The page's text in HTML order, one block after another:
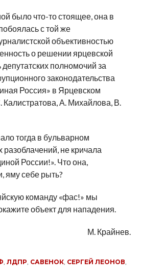
было что-то стоящее, она в
с той же
объективностью
о решении ярцевской
полномочий за
законодательства
Россия» в Ярцевском
Калистратова, А. Михайлова, В.
тогда в бульварном
разоблачений, не кричала
России!». Что она,
яму себе рыть?
команду «фас!» мы
объект для нападения.
М. Крайнев.
ЛДПР САВЕНОК, СЕРГЕЙ ЛЕОНОВ